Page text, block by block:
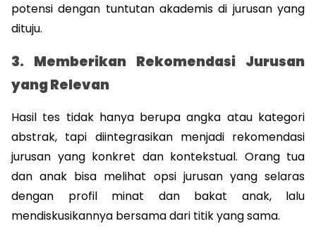
potensi dengan tuntutan akademis di jurusan yang
dituju.
3. Memberikan Rekomendasi Jurusan
yang Relevan
Hasil tes tidak hanya berupa angka atau kategori
abstrak, tapi diintegrasikan menjadi rekomendasi
jurusan yang konkret dan kontekstual. Orang tua
dan anak bisa melihat opsi jurusan yang selaras
dengan profil minat dan bakat anak, lalu
mendiskusikannya bersama dari titik yang sama.